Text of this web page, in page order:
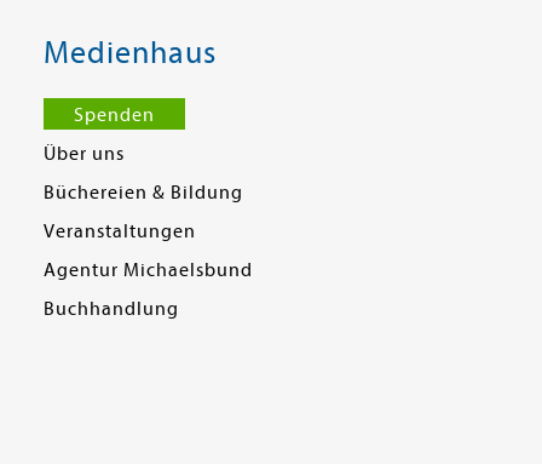
Medienhaus
Spenden
Über uns
Büchereien & Bildung
Veranstaltungen
Agentur Michaelsbund
Buchhandlung